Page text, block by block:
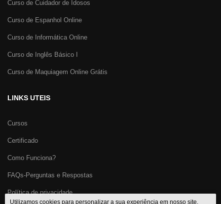
Curso de Cuidador de Idosos
Curso de Espanhol Online
Curso de Informática Online
Curso de Inglês Básico I
Curso de Maquiagem Online Grátis
LINKS UTEIS
Cursos
Certificado
Como Funciona?
FAQs-Perguntas e Respostas
Política de privacidade
Utilizamos cookies para personalizar a sua experiência em nosso site.